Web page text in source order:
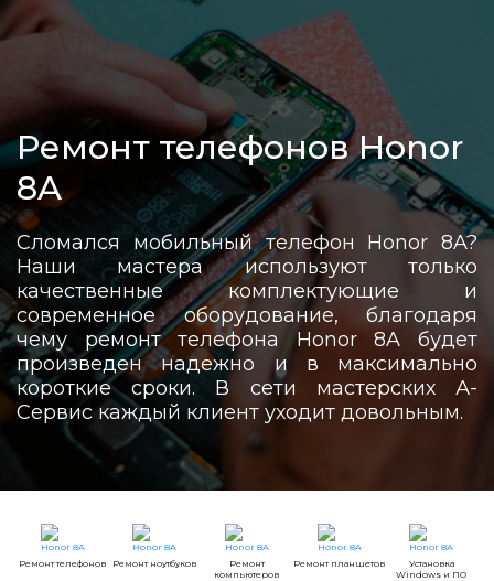
Ремонт телефонов Honor
8A
Сломался мобильный телефон Honor 8A?
Наши мастера используют только
качественные комплектующие и
современное оборудование, благодаря
чему ремонт телефона Honor 8A будет
произведен надежно и в максимально
короткие сроки. В сети мастерских А-
Сервис каждый клиент уходит довольным.
Ремонт телефонов Ремонт ноутбуков
Ремонт
компьютеров
Ремонт планшетов
Установка
Windows и ПО